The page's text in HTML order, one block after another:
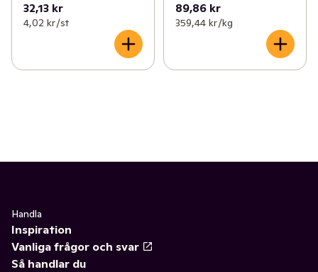
32,13 kr
4,02 kr /st
89,86 kr
359,44 kr /kg
Handla
Inspiration
Vanliga frågor och svar
Så handlar du